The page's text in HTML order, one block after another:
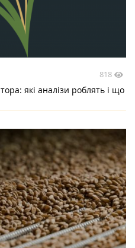
818
які аналізи роблять і що